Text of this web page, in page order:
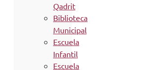
Qadrit
Biblioteca
Municipal
Escuela
Infantil
Escuela